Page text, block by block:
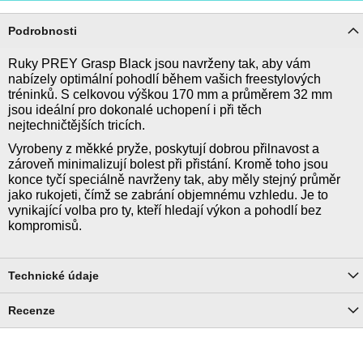
Podrobnosti
Ruky PREY Grasp Black jsou navrženy tak, aby vám
nabízely optimální pohodlí během vašich freestylových
tréninků. S celkovou výškou 170 mm a průměrem 32 mm
jsou ideální pro dokonalé uchopení i při těch
nejtechničtějších tricích.
Vyrobeny z měkké pryže, poskytují dobrou přilnavost a
zároveň minimalizují bolest při přistání. Kromě toho jsou
konce tyčí speciálně navrženy tak, aby měly stejný průměr
jako rukojeti, čímž se zabrání objemnému vzhledu. Je to
vynikající volba pro ty, kteří hledají výkon a pohodlí bez
kompromisů.
Technické údaje
Recenze